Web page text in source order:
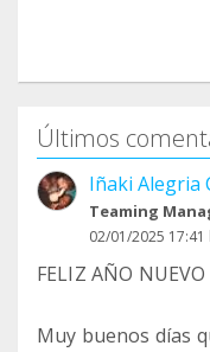
Últimos
Iñaki Alegria
Teaming
02/01/2025 17:41
FELIZ AÑO NUEVO
Muy buenos días